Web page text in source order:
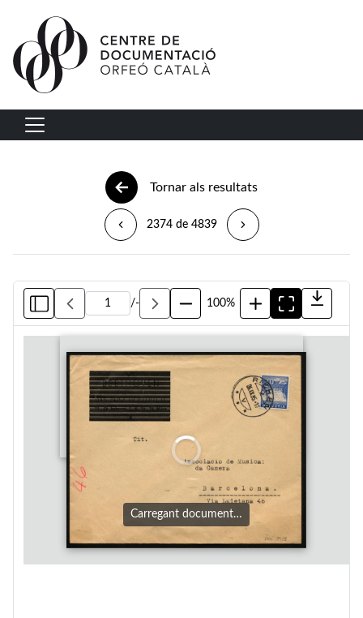
Vés al contingut
Navegació principal
Tornar als resultats
2374 de 4839
/- 100%
Carregant document…